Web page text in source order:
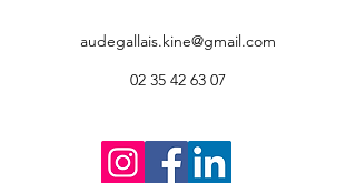
audegallais.kine@gmail.com
02 35 42 63 07